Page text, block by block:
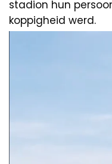
stadion hun
koppigheid werd.